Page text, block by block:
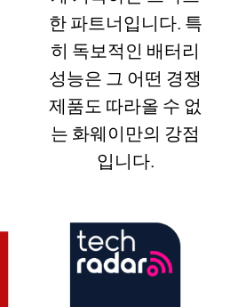
한 파트너입니다. 특
히 독보적인 배터리
성능은 그 어떤 경쟁
제품도 따라올 수 없
는 화웨이만의 강점
입니다.